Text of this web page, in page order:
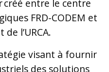
créé entre le centre
FRD-CODEM et
de l’URCA.
visant à fournir
des solutions